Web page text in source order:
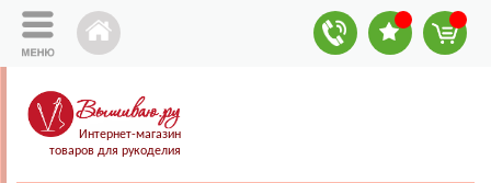
Интернет-магазин
товаров для рукоделия